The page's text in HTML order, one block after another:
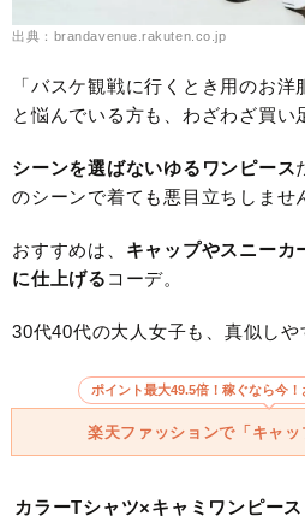
出典：brandavenue.rakuten.co.jp
「バスケ観戦に行くとき用のお
と悩んでいる方も、わざわざ買い
シーンを選ばないゆるワンピース
のシーンで着ても悪目立ちしませ
おすすめは、 キャップやスニーカ
に仕上げる コーデ。
30代40代の大人女子も、真似し
ポイント最大49.5倍！稼ぐなら今
楽天ファッションで「キャ
カラーTシャツ×キャミワンピース